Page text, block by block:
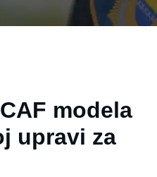
modela
upravi za